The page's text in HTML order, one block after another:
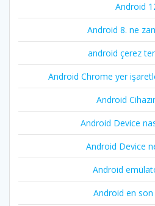
Android
Android 8. ne
android çerez
Android Chrome yer
Android
Android Device
Android Device
Android
Android en